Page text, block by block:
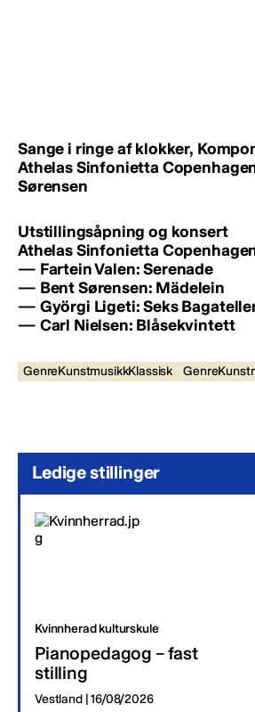
Sange i ringe af klokker,
Athelas Sinfonietta
Sørensen
Utstillingsåpning og konsert
Athelas Sinfonietta
— Fartein Valen: Serenade
— Bent Sørensen: Mädelein
— Györgi Ligeti: Seks
— Carl Nielsen: Blåsekvintett
GenreKunstmusikkKlassisk
Ledige stillinger
Kvinnherad kulturskule
Pianopedagog – fast
stilling
Vestland | 16/08/2026